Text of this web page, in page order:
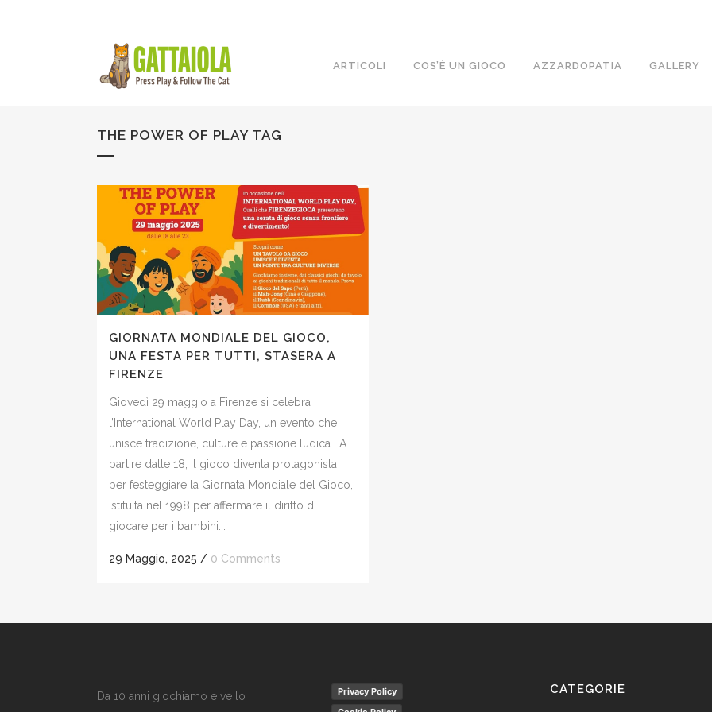
ARTICOLI COS’È UN GIOCO AZZARDOPATIA GALLERY
THE POWER OF PLAY TAG
GIORNATA MONDIALE DEL GIOCO,
UNA FESTA PER TUTTI, STASERA A
FIRENZE
Giovedì 29 maggio a Firenze si celebra
l’International World Play Day, un evento che
unisce tradizione, culture e passione ludica. A
partire dalle 18, il gioco diventa protagonista
per festeggiare la Giornata Mondiale del Gioco,
istituita nel 1998 per affermare il diritto di
giocare per i bambini...
29 Maggio, 2025 / 0 Comments
Da 10 anni giochiamo e ve lo
Privacy Policy
CATEGORIE